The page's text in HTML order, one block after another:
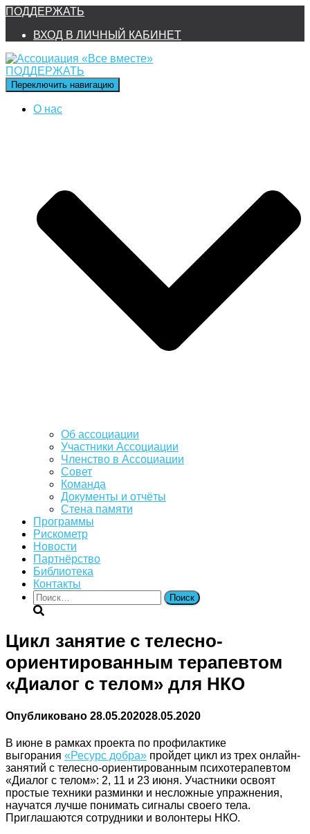
ПОДДЕРЖАТЬ
ВХОД В ЛИЧНЫЙ КАБИНЕТ
ПОДДЕРЖАТЬ
Переключить навигацию
О нас
Об ассоциации
Участники Ассоциации
Членство в Ассоциации
Совет
Команда
Документы и отчёты
Стена памяти
Программы
Рискометр
Новости
Партнёрство
Библиотека
Контакты
Найти:
Цикл занятие с телесно-
ориентированным терапевтом
«Диалог с телом» для НКО
Опубликовано 28.05.202028.05.2020
В июне в рамках проекта по профилактике
выгорания «Ресурс добра» пройдет цикл из трех онлайн-
занятий с телесно-ориентированным психотерапевтом
«Диалог с телом»: 2, 11 и 23 июня. Участники освоят
простые техники разминки и несложные упражнения,
научатся лучше понимать сигналы своего тела.
Приглашаются сотрудники и волонтеры НКО.